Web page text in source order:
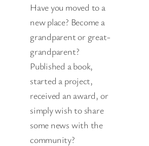
Have you moved to a
new place? Become a
grandparent or great-
grandparent?
Published a book,
started a project,
received an award, or
simply wish to share
some news with the
community?